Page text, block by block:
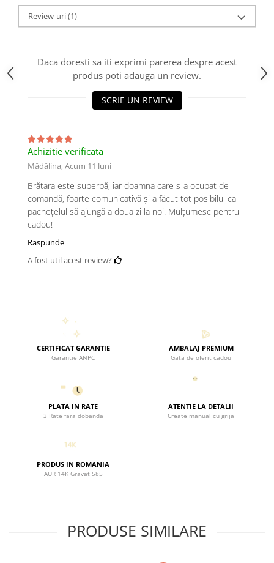
Review-uri(1)
Daca doresti sa iti exprimi parerea despre acest
produs poti adauga un review.
SCRIE UN REVIEW
Achizitie verificata
Mădălina,Acum 11 luni
Brățara este superbă, iar doamna care s-a ocupat de
comandă, foarte comunicativă și a făcut tot posibilul ca
pachețelul să ajungă a doua zi la noi. Mulțumesc pentru
cadou!
Raspunde
A fost util acest review?
CERTIFICAT GARANTIE
Garantie ANPC
AMBALAJ PREMIUM
Gata de oferit cadou
PLATA IN RATE
3 Rate fara dobanda
ATENTIE LA DETALII
Create manual cu grija
PRODUS IN ROMANIA
AUR 14K Gravat 585
PRODUSE SIMILARE